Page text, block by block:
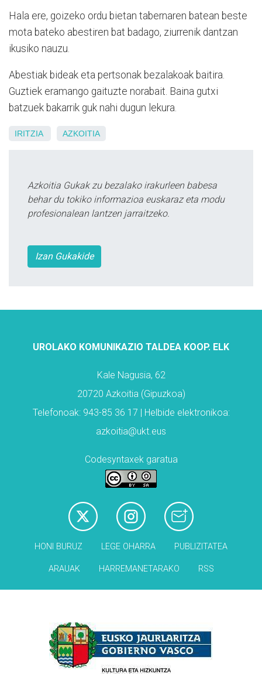
Hala ere, goizeko ordu bietan tabernaren batean beste
mota bateko abestiren bat badago, ziurrenik dantzan
ikusiko nauzu.
Abestiak bideak eta pertsonak bezalakoak baitira.
Guztiek eramango gaituzte norabait. Baina gutxi
batzuek bakarrik guk nahi dugun lekura.
IRITZIA AZKOITIA
Azkoitia Gukak zu bezalako irakurleen babesa
behar du tokiko informazioa euskaraz eta modu
profesionalean lantzen jarraitzeko.
Izan Gukakide
UROLAKO KOMUNIKAZIO TALDEA KOOP. ELK
Kale Nagusia, 62
20720 Azkoitia (Gipuzkoa)
Telefonoak: 943-85 36 17 | Helbide elektronikoa:
azkoitia@ukt.eus
Codesyntaxek garatua
HONI BURUZ LEGE OHARRA PUBLIZITATEA
ARAUAK HARREMANETARAKO RSS